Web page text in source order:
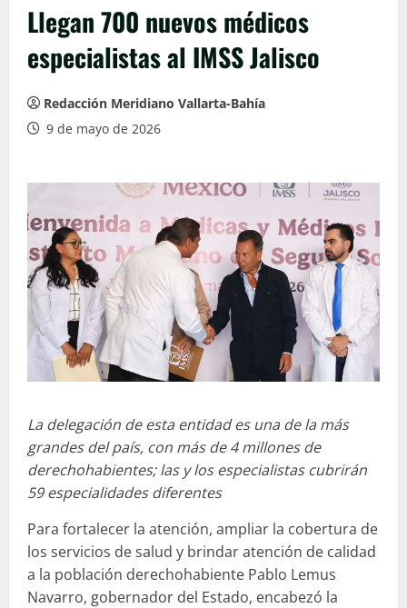
Llegan 700 nuevos médicos
especialistas al IMSS Jalisco
Redacción Meridiano Vallarta-Bahía
9 de mayo de 2026
La delegación de esta entidad es una de la más
grandes del país, con más de 4 millones de
derechohabientes; las y los especialistas cubrirán
59 especialidades diferentes
Para fortalecer la atención, ampliar la cobertura de
los servicios de salud y brindar atención de calidad
a la población derechohabiente Pablo Lemus
Navarro, gobernador del Estado, encabezó la